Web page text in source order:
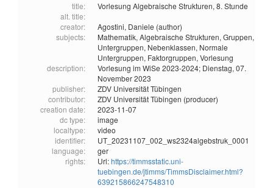
title:
Vorlesung Algebraische Strukturen, 8. Stunde
alt. title:
creator:
Agostini, Daniele (author)
subjects:
Mathematik, Algebraische Strukturen, Gruppen,
Untergruppen, Nebenklassen, Normale
Untergruppen, Faktorgruppen, Vorlesung
description:
Vorlesung im WiSe 2023-2024; Dienstag, 07.
November 2023
publisher:
ZDV Universität Tübingen
contributor:
ZDV Universität Tübingen (producer)
creation date:
2023-11-07
dc type:
image
localtype:
video
identifier:
UT_20231107_002_ws2324algebstruk_0001
language:
ger
rights:
Url:https://timmsstatic.uni-
tuebingen.de/jtimms/TimmsDisclaimer.html?
639215866247548310